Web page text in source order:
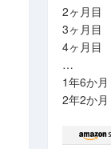
2ヶ月目
3ヶ月目
4ヶ月目
…
1年6か月
2年2か月